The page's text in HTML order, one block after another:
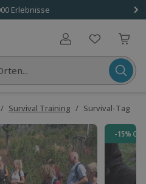
Erlebnisse
Benutzerkonto
/ Survival Training / Survival-Tag
-15%